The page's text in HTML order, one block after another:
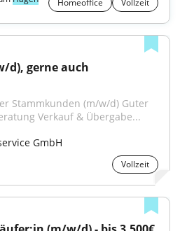
Homeoffice Vollzeit
Stammkunden (m/w/d) Guter
Verkauf & Übergabe...
GmbH
Vollzeit